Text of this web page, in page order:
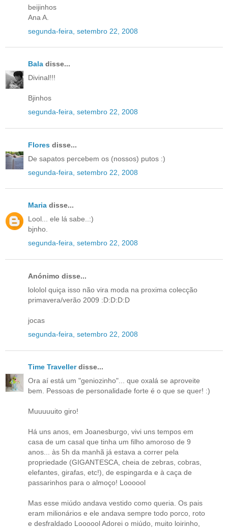
beijinhos
Ana A.
segunda-feira, setembro 22, 2008
Bala disse...
Divinal!!!
Bjinhos
segunda-feira, setembro 22, 2008
Flores disse...
De sapatos percebem os (nossos) putos :)
segunda-feira, setembro 22, 2008
Maria disse...
Lool... ele lá sabe..:)
bjnho.
segunda-feira, setembro 22, 2008
Anónimo disse...
lololol quiça isso não vira moda na proxima colecção
primavera/verão 2009 :D:D:D:D
jocas
segunda-feira, setembro 22, 2008
Time Travellerdisse...
Ora aí está um "geniozinho"... que oxalá se aproveite
bem. Pessoas de personalidade forte é o que se quer! :)
Muuuuuito giro!
Há uns anos, em Joanesburgo, vivi uns tempos em
casa de um casal que tinha um filho amoroso de 9
anos... às 5h da manhã já estava a correr pela
propriedade (GIGANTESCA, cheia de zebras, cobras,
elefantes, girafas, etc!), de espingarda e à caça de
passarinhos para o almoço! Loooool
Mas esse miúdo andava vestido como queria. Os pais
eram milionários e ele andava sempre todo porco, roto
e desfraldado Loooool Adorei o miúdo, muito loirinho,